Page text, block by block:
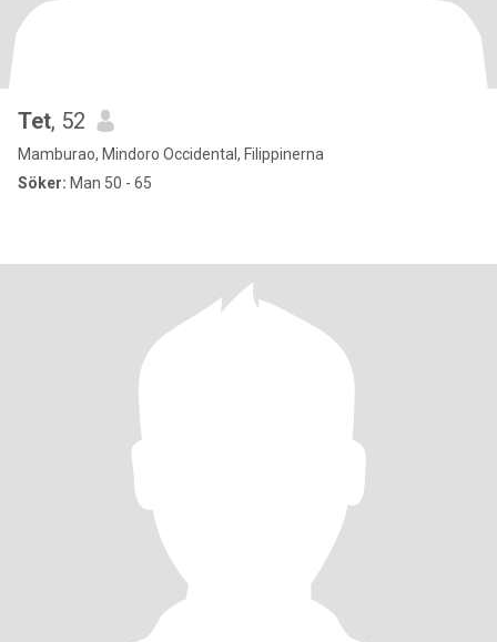
Tet, 52
Mamburao, Mindoro Occidental, Filippinerna
Söker: Man 50 - 65